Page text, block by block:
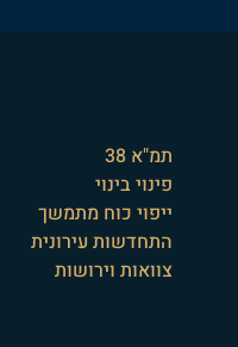
תמ"א 38
פינוי בינוי
ייפוי כוח מתמשך
התחדשות עירונית
צוואות וירושות